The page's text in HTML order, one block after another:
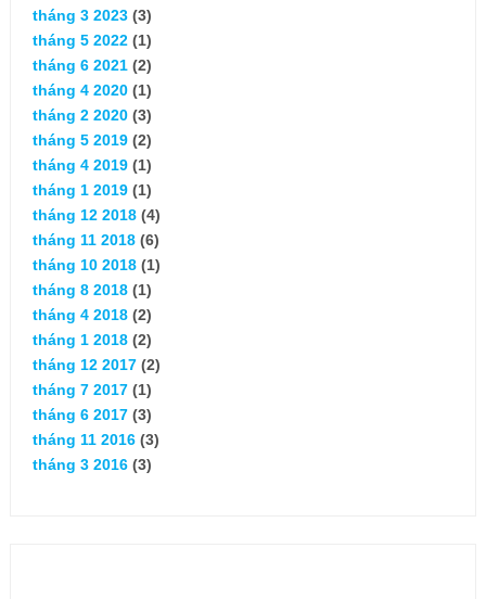
tháng 3 2023(3)
tháng 5 2022(1)
tháng 6 2021(2)
tháng 4 2020(1)
tháng 2 2020(3)
tháng 5 2019(2)
tháng 4 2019(1)
tháng 1 2019(1)
tháng 12 2018(4)
tháng 11 2018(6)
tháng 10 2018(1)
tháng 8 2018(1)
tháng 4 2018(2)
tháng 1 2018(2)
tháng 12 2017(2)
tháng 7 2017(1)
tháng 6 2017(3)
tháng 11 2016(3)
tháng 3 2016(3)